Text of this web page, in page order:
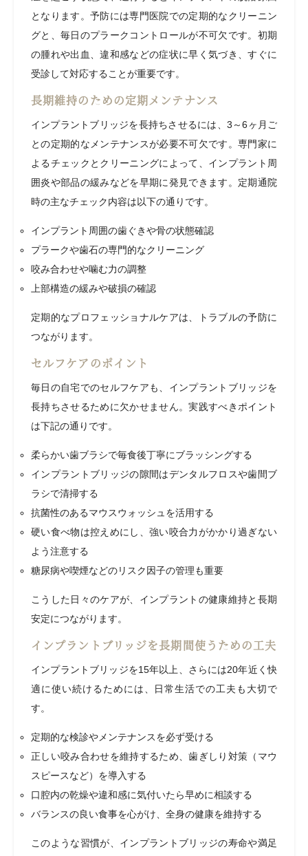
となります。予防には専門医院での定期的なクリーニン
グと、毎日のプラークコントロールが不可欠です。初期
の腫れや出血、違和感などの症状に早く気づき、すぐに
受診して対応することが重要です。
長期維持のための定期メンテナンス
インプラントブリッジを長持ちさせるには、3～6ヶ月ご
との定期的なメンテナンスが必要不可欠です。専門家に
よるチェックとクリーニングによって、インプラント周
囲炎や部品の緩みなどを早期に発見できます。定期通院
時の主なチェック内容は以下の通りです。
インプラント周囲の歯ぐきや骨の状態確認
プラークや歯石の専門的なクリーニング
咬み合わせや噛む力の調整
上部構造の緩みや破損の確認
定期的なプロフェッショナルケアは、トラブルの予防に
つながります。
セルフケアのポイント
毎日の自宅でのセルフケアも、インプラントブリッジを
長持ちさせるために欠かせません。実践すべきポイント
は下記の通りです。
柔らかい歯ブラシで毎食後丁寧にブラッシングする
インプラントブリッジの隙間はデンタルフロスや歯間ブ
ラシで清掃する
抗菌性のあるマウスウォッシュを活用する
硬い食べ物は控えめにし、強い咬合力がかかり過ぎない
よう注意する
糖尿病や喫煙などのリスク因子の管理も重要
こうした日々のケアが、インプラントの健康維持と長期
安定につながります。
インプラントブリッジを長期間使うための工夫
インプラントブリッジを15年以上、さらには20年近く快
適に使い続けるためには、日常生活での工夫も大切で
す。
定期的な検診やメンテナンスを必ず受ける
正しい咬み合わせを維持するため、歯ぎしり対策（マウ
スピースなど）を導入する
口腔内の乾燥や違和感に気付いたら早めに相談する
バランスの良い食事を心がけ、全身の健康を維持する
このような習慣が、インプラントブリッジの寿命や満足